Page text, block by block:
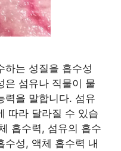
하는 성질을 흡수성
은 섬유나 직물이 물
력을 말합니다. 섬유
따라 달라질 수 있습
흡수력, 섬유의 흡수
수성, 액체 흡수력 내